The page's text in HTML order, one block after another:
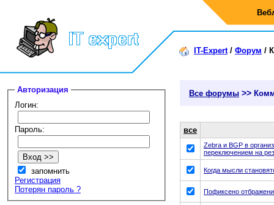
IT-Expert/ Форум /
Авторизация
Логин:
Пароль:
запомнить
Регистрация
Потерян пароль ?
Все форумы >>
все
Zebra и BGP в
переключением на
Когда мысли
Пофиксено